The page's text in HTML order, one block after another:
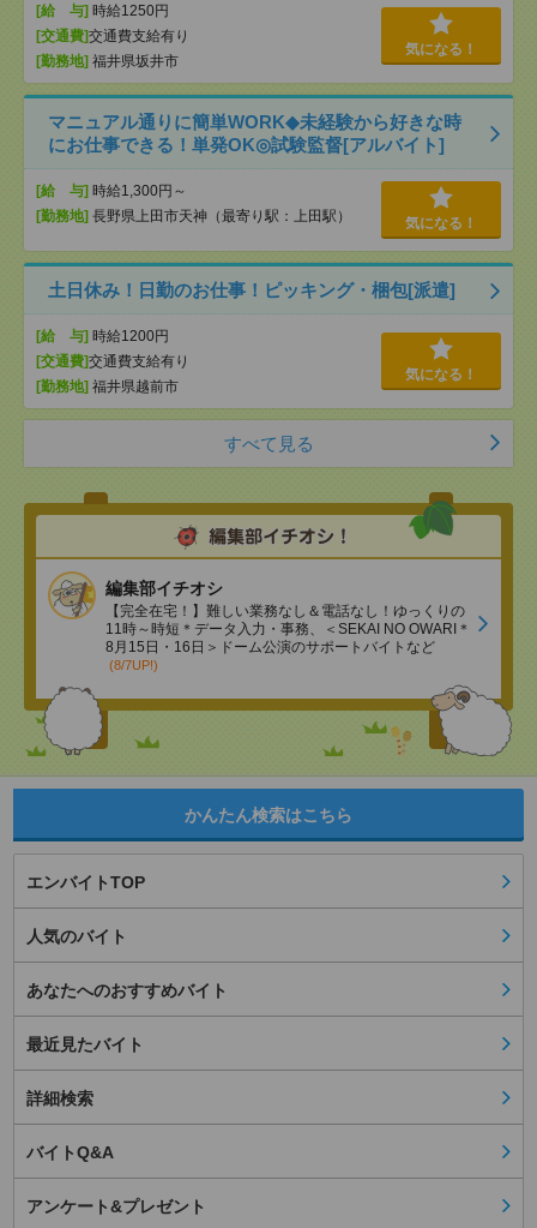
[給 与] 時給1250円
[交通費]交通費支給有り
[勤務地] 福井県坂井市
気になる！
マニュアル通りに簡単WORK◆未経験から好きな時
にお仕事できる！単発OK◎試験監督[アルバイト]
[給 与] 時給1,300円～
[勤務地] 長野県上田市天神（最寄り駅：上田駅） 気になる！
土日休み！日勤のお仕事！ピッキング・梱包[派遣]
[給 与] 時給1200円
[交通費]交通費支給有り
[勤務地] 福井県越前市
気になる！
すべて見る
編集部イチオシ
【完全在宅！】難しい業務なし＆電話なし！ゆっくりの
11時～時短＊データ入力・事務、＜SEKAI NO OWARI＊
8月15日・16日＞ドーム公演のサポートバイトなど
(8/7UP!)
かんたん検索はこちら
エンバイトTOP
人気のバイト
あなたへのおすすめバイト
最近見たバイト
詳細検索
バイトQ&A
アンケート&プレゼント